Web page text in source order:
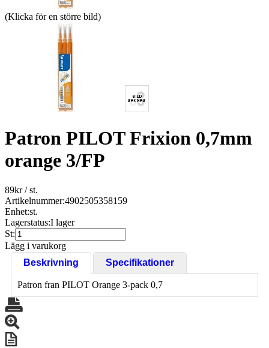
(Klicka för en större bild)
Patron PILOT Frixion 0,7mm
orange 3/FP
89kr/ st.
Artikelnummer:4902505358159
Enhet:st.
Lagerstatus:I lager
St:
Lägg i varukorg
Beskrivning
Specifikationer
Patron fran PILOT Orange 3-pack 0,7